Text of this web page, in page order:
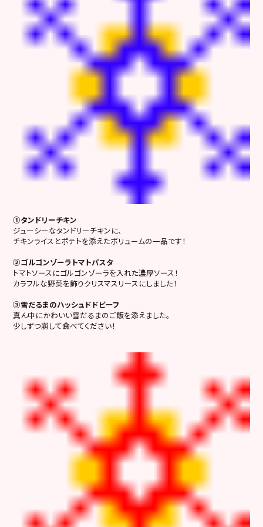
①タンドリーチキン
ジューシーなタンドリーチキンに、
チキンライスとポテトを添えたボリュームの一品です！
②ゴルゴンゾーラトマトパスタ
トマトソースにゴルゴンゾーラを入れた濃厚ソース！
カラフルな野菜を飾りクリスマスリースにしました！
③雪だるまのハッシュドドビーフ
真ん中にかわいい雪だるまのご飯を添えました。
少しずつ崩して食べてください！